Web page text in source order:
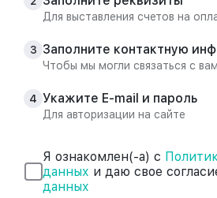
Для выставления счетов на
3 Заполните контактную
Чтобы мы могли связаться с
4 Укажите E-mail и пароль
Для авторизации на сайте
Я ознакомлен(-а) с
данных и даю свое
данных